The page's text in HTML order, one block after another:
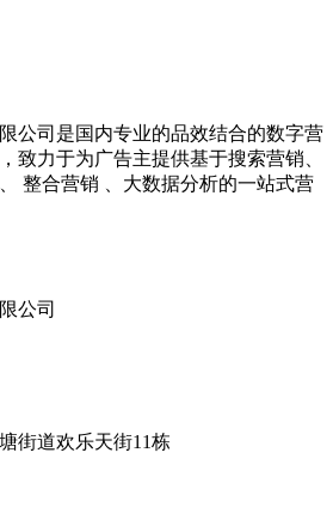
公司是国内专业的品效结合的数字营
致力于为广告主提供基于搜索营销、
整合营销 、大数据分析的一站式营
公司
街道欢乐天街11栋